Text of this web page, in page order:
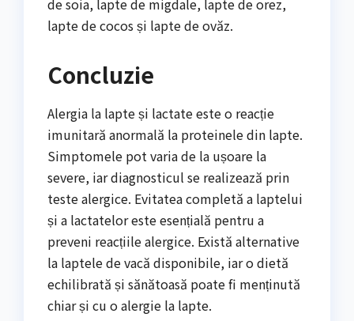
de soia, lapte de migdale, lapte de orez,
lapte de cocos și lapte de ovăz.
Concluzie
Alergia la lapte și lactate este o reacție
imunitară anormală la proteinele din lapte.
Simptomele pot varia de la ușoare la
severe, iar diagnosticul se realizează prin
teste alergice. Evitatea completă a laptelui
și a lactatelor este esențială pentru a
preveni reacțiile alergice. Există alternative
la laptele de vacă disponibile, iar o dietă
echilibrată și sănătoasă poate fi menținută
chiar și cu o alergie la lapte.